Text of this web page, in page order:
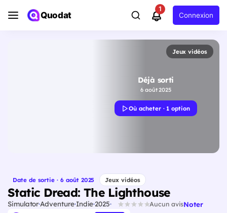
Quodat
1
Connexion
Jeux vidéos
Déjà sorti
6 août 2025
Où acheter · 1 option
Date de sortie · 6 août 2025 Jeux vidéos
Static Dread: The Lighthouse
Simulator AdventureIndie 2025 Aucun avisNoter